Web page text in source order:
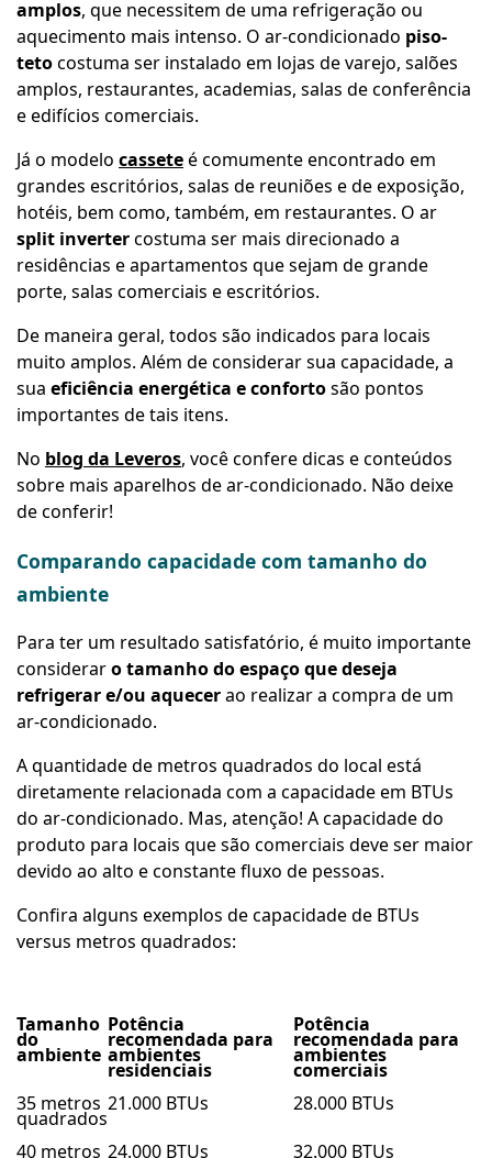
amplos, que necessitem de uma refrigeração ou
aquecimento mais intenso. O ar-condicionado piso-
tetocostuma ser instalado em lojas de varejo, salões
amplos, restaurantes, academias, salas de conferência
e edifícios comerciais.
Já o modelo casseteé comumente encontrado em
grandes escritórios, salas de reuniões e de exposição,
hotéis, bem como, também, em restaurantes. O ar
split invertercostuma ser mais direcionado a
residências e apartamentos que sejam de grande
porte, salas comerciais e escritórios.
De maneira geral, todos são indicados para locais
muito amplos. Além de considerar sua capacidade, a
sua eficiência energética e confortosão pontos
importantes de tais itens.
No blog da Leveros, você confere dicas e conteúdos
sobre mais aparelhos de ar-condicionado. Não deixe
de conferir!
Comparando capacidade com tamanho do
ambiente
Para ter um resultado satisfatório, é muito importante
consideraro tamanho do espaço que deseja
refrigerar e/ou aquecerao realizar a compra de um
ar-condicionado.
A quantidade de metros quadrados do local está
diretamente relacionada com a capacidade em BTUs
do ar-condicionado. Mas, atenção! A capacidade do
produto para locais que são comerciais deve ser maior
devido ao alto e constante fluxo de pessoas.
Confira alguns exemplos de capacidade de BTUs
versus metros quadrados:
Tamanho
do
ambiente
Potência
recomendada para
ambientes
residenciais
Potência
recomendada para
ambientes
comerciais
35 metros
quadrados
21.000 BTUs
28.000 BTUs
40 metros 24.000 BTUs 32.000 BTUs